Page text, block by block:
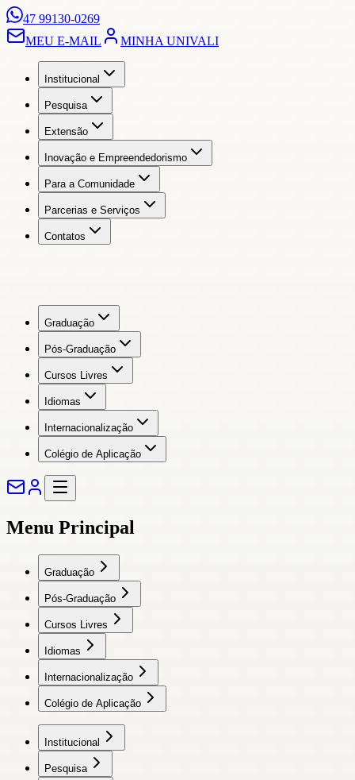
47 99130-0269
MEU E-MAIL
MINHA UNIVALI
Institucional
Pesquisa
Extensão
Inovação e Empreendedorismo
Para a Comunidade
Parcerias e Serviços
Contatos
Graduação
Pós-Graduação
Cursos Livres
Idiomas
Internacionalização
Colégio de Aplicação
Menu Principal
Graduação
Pós-Graduação
Cursos Livres
Idiomas
Internacionalização
Colégio de Aplicação
Institucional
Pesquisa